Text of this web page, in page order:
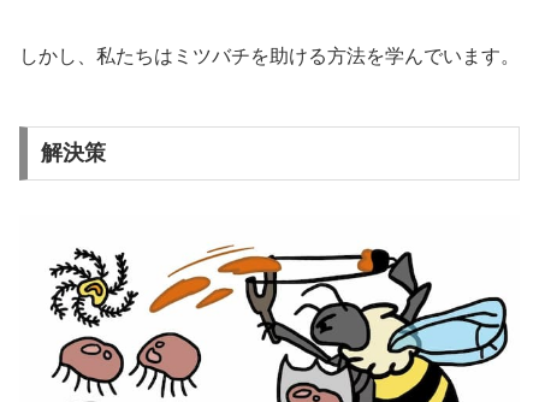
しかし、私たちはミツバチを助ける方法を学んでいます。
解決策